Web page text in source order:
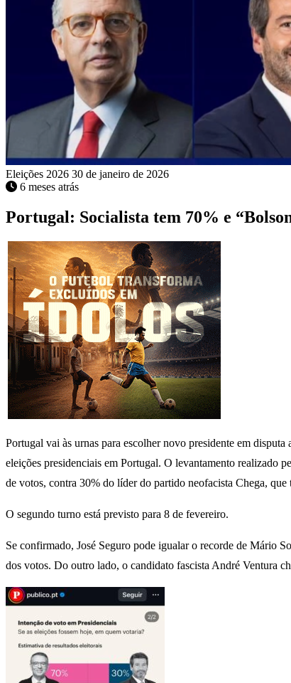
Eleições 2026 30 de janeiro de 2026
6 meses atrás
Portugal: Socialista tem 70% e
Portugal vai às urnas para escolher novo presidente em
eleições presidenciais em Portugal. O levantamento realizado
de votos, contra 30% do líder do partido neofacista Chega,
O segundo turno está previsto para 8 de fevereiro.
Se confirmado, José Seguro pode igualar o recorde de Mário
dos votos. Do outro lado, o candidato fascista André Ventura